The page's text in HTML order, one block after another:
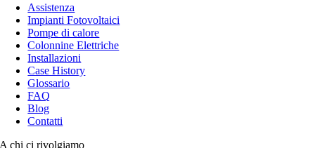
Assistenza
Impianti Fotovoltaici
Pompe di calore
Colonnine Elettriche
Installazioni
Case History
Glossario
FAQ
Blog
Contatti
A chi ci rivolgiamo